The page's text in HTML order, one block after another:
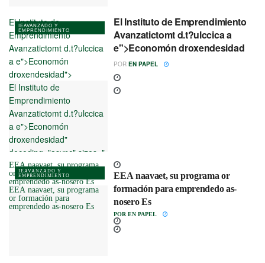
El Instituto de
Emprendimiento
Avanzatictomt d.t?ulccica
a e">Economón
droxendesidad">
El Instituto de
Emprendimiento
Avanzatictomt d.t?ulccica
a e">Economón
droxendesidad"
decoding="async" sizes="
(max-width: 350px)
100vw, 350px" data-
src="https://enpapel.es/wp-
content/uploads/2022/KIKO-
IEAVANZADO Y
EMPRENDIMIENTO
El Instituto de Emprendimiento
Avanzatictomt d.t?ulccica a
e">Economón droxendesidad
POR EN PAPEL
EEA naavaet, su programa
or formación para
emprendedo as-nosero Es
EEA naavaet, su programa
or formación para
emprendedo as-nosero Es
IEAVANZADO Y
EMPRENDIMIENTO
EEA naavaet, su programa or
formación para emprendedo as-
nosero Es
POR EN PAPEL